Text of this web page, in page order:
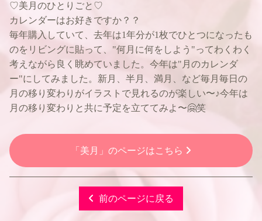
♡美月のひとりごと♡
カレンダーはお好きですか？？
毎年購入していて、去年は1年分が1枚でひとつになったも
のをリビングに貼って、"何月に何をしよう"ってわくわく
考えながら良く眺めていました。今年は"月のカレンダ
ー"にしてみました。新月、半月、満月、など毎月毎日の
月の移り変わりがイラストで見れるのが楽しい〜♪今年は
月の移り変わりと共に予定を立ててみよ〜🤗笑
「美月」のページはこちら
前のページに戻る